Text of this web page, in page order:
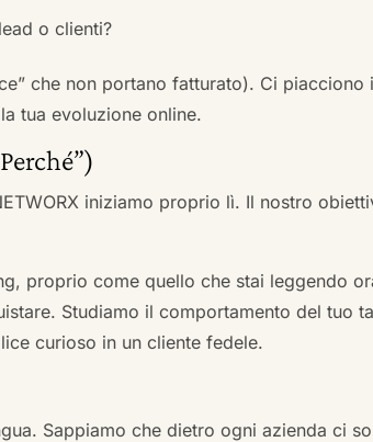
o clienti?
che non portano fatturato). Ci piacciono
tua evoluzione online.
iniziamo proprio lì. Il nostro
proprio come quello che stai leggendo
Studiamo il comportamento del tuo
curioso in un cliente fedele.
Sappiamo che dietro ogni azienda ci